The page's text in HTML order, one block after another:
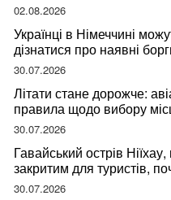
02.08.2026
Українці в Німеччині
дізнатися про наявні
30.07.2026
Літати стане дорожче:
правила щодо вибору
30.07.2026
Гавайський острів
закритим для туристів,
відвідувачів
30.07.2026